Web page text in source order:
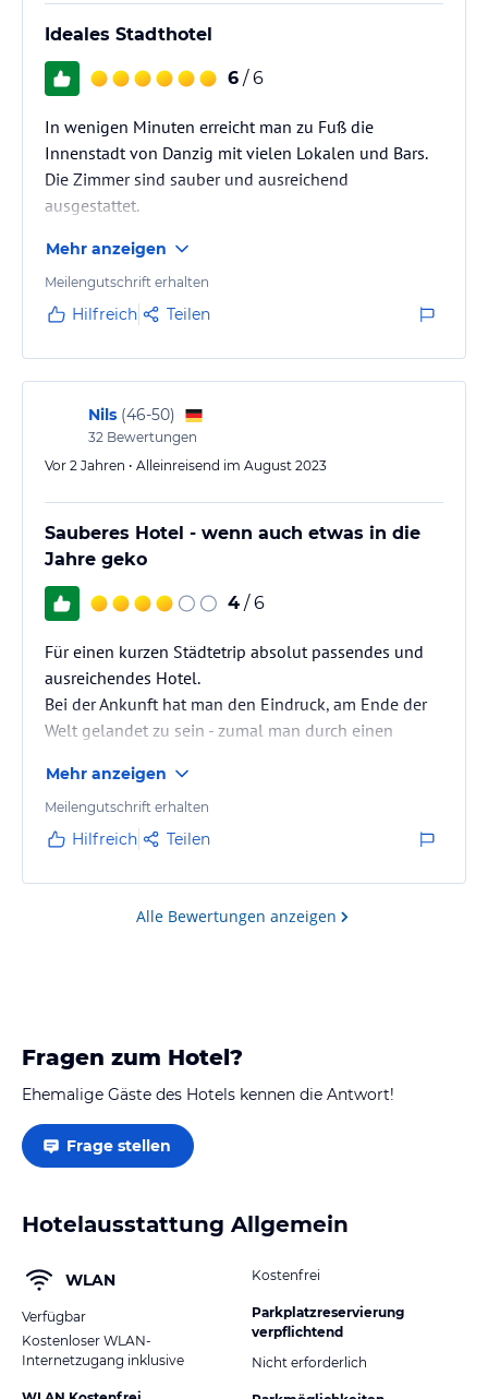
Ideales Stadthotel
6 / 6
In wenigen Minuten erreicht man zu Fuß die
Innenstadt von Danzig mit vielen Lokalen und Bars.
Die Zimmer sind sauber und ausreichend
ausgestattet.
Mehr anzeigen
Meilengutschrift erhalten
Hilfreich Teilen
Nils (46-50)
32 Bewertungen
Vor 2 Jahren • Alleinreisend im August 2023
Sauberes Hotel - wenn auch etwas in die
Jahre geko
4 / 6
Für einen kurzen Städtetrip absolut passendes und
ausreichendes Hotel.
Bei der Ankunft hat man den Eindruck, am Ende der
Welt gelandet zu sein - zumal man durch einen
dem Hotel gelangt.
Geht man aber zu Fuß einmal um die Ecke, steht man
fast schon im Zentrum. Auch Einkaufsmöglichkeiten
Mehr anzeigen
Meilengutschrift erhalten
Hilfreich Teilen
Alle Bewertungen anzeigen
Fragen zum Hotel?
Ehemalige Gäste des Hotels kennen die Antwort!
Frage stellen
Hotelausstattung Allgemein
WLAN
Verfügbar
Kostenloser WLAN-
Internetzugang inklusive
Kostenfrei
Parkplatzreservierung
verpflichtend
Nicht erforderlich